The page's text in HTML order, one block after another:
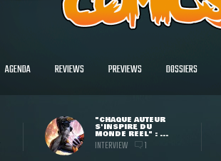
AGENDA REVIEWS PREVIEWS DOSSIERS
"CHAQUE AUTEUR
S'INSPIRE DU
MONDE RÉEL" : ...
INTERVIEW 1